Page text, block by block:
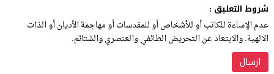
شروط التعليق :
عدم الإساءة للكاتب أو للأشخاص أو للمقدسات أو مهاجمة الأديان أو الذات
الالهية. والابتعاد عن التحريض الطائفي والعنصري والشتائم.